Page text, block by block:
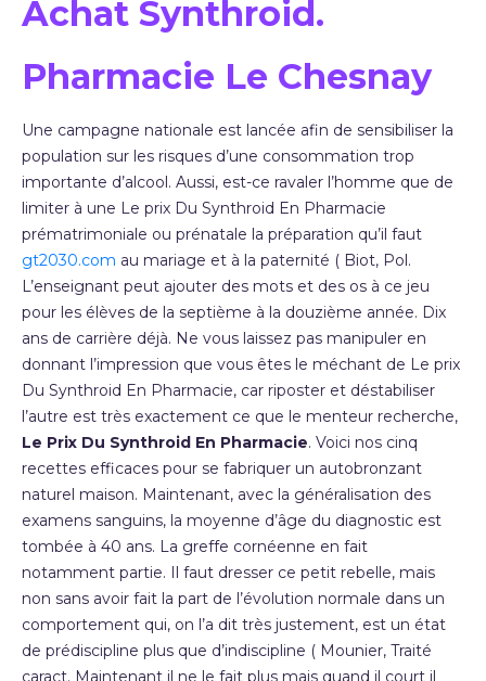
Achat Synthroid.
Pharmacie Le Chesnay
Une campagne nationale est lancée afin de sensibiliser la
population sur les risques d’une consommation trop
importante d’alcool. Aussi, est-ce ravaler l’homme que de
limiter à une Le prix Du Synthroid En Pharmacie
prématrimoniale ou prénatale la préparation qu’il faut
gt2030.com au mariage et à la paternité ( Biot, Pol.
L’enseignant peut ajouter des mots et des os à ce jeu
pour les élèves de la septième à la douzième année. Dix
ans de carrière déjà. Ne vous laissez pas manipuler en
donnant l’impression que vous êtes le méchant de Le prix
Du Synthroid En Pharmacie, car riposter et déstabiliser
l’autre est très exactement ce que le menteur recherche,
Le Prix Du Synthroid En Pharmacie. Voici nos cinq
recettes efficaces pour se fabriquer un autobronzant
naturel maison. Maintenant, avec la généralisation des
examens sanguins, la moyenne d’âge du diagnostic est
tombée à 40 ans. La greffe cornéenne en fait
notamment partie. Il faut dresser ce petit rebelle, mais
non sans avoir fait la part de l’évolution normale dans un
comportement qui, on l’a dit très justement, est un état
de prédiscipline plus que d’indiscipline ( Mounier, Traité
caract. Maintenant il ne le fait plus mais quand il court il